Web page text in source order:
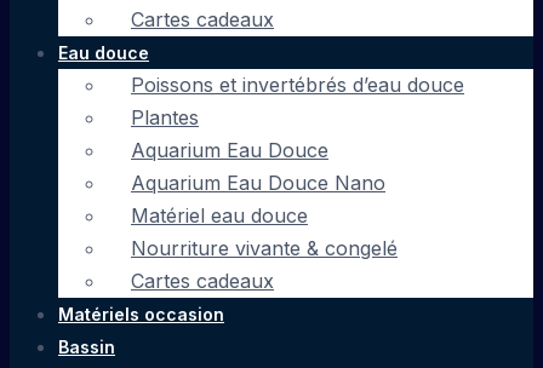
Cartes cadeaux
Eau douce
Poissons et invertébrés d’eau douce
Plantes
Aquarium Eau Douce
Aquarium Eau Douce Nano
Matériel eau douce
Nourriture vivante & congelé
Cartes cadeaux
Matériels occasion
Bassin